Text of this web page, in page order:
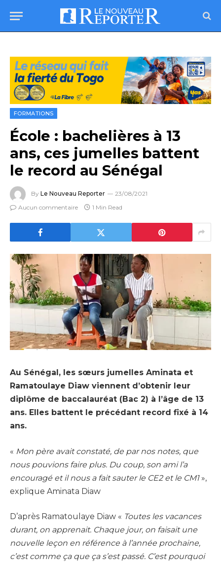
FORMATIONS
École : bachelières à 13
ans, ces jumelles battent
le record au Sénégal
By Le Nouveau Reporter
23/08/2021
Aucun commentaire
1 Min Read
Au Sénégal, les sœurs jumelles Aminata et
Ramatoulaye Diaw viennent d’obtenir leur
diplôme de baccalauréat (Bac 2) à l’âge de 13
ans. Elles battent le précédant record fixé à 14
ans.
« Mon père avait constaté, de par nos notes, que
nous pouvions faire plus. Du coup, son ami l’a
encouragé et il nous a fait sauter le CE2 et le CM1»,
explique Aminata Diaw
D’après Ramatoulaye Diaw « Toutes les vacances
durant, on apprenait. Chaque jour, on faisait une
nouvelle leçon en référence à l’année prochaine,
c’est comme ça que ça s’est passé. C’est pourquoi